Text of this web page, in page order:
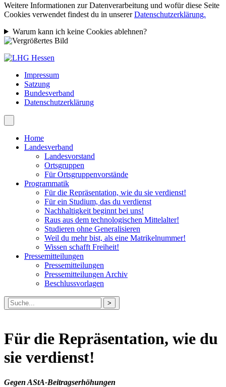
Weitere Informationen zur Datenverarbeitung und wofür diese Seite
Cookies verwendet findest du in unsererDatenschutzerklärung.
Warum kann ich keine Cookies ablehnen?
Impressum
Satzung
Bundesverband
Datenschutzerklärung
Home
Landesverband
Landesvorstand
Ortsgruppen
Für Ortsgruppenvorstände
Programmatik
Für die Repräsentation, wie du sie verdienst!
Für ein Studium, das du verdienst
Nachhaltigkeit beginnt bei uns!
Raus aus dem technologischen Mittelalter!
Studieren ohne Generalisieren
Weil du mehr bist, als eine Matrikelnummer!
Wissen schafft Freiheit!
Pressemitteilungen
Pressemitteilungen
Pressemitteilungen Archiv
Beschlussvorlagen
Suche
nach:
Für die Repräsentation, wie du
sie verdienst!
Gegen AStA-Beitragserhöhungen